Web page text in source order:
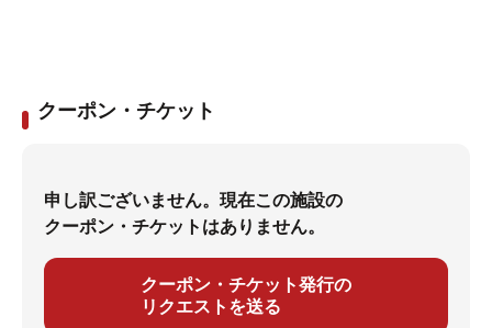
クーポン・チケット
申し訳ございません。現在この施設の
クーポン・チケットはありません。
クーポン・チケット発行の
リクエストを送る